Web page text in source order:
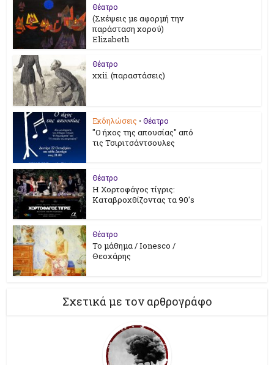
Θέατρο
(Σκέψεις με αφορμή την
παράσταση χορού)
Elizabeth
Θέατρο
xxii. (παραστάσεις)
Εκδηλώσεις • Θέατρο
"Ο ήχος της απουσίας" από
τις Τσιριτσάντσουλες
Θέατρο
Η Χορτοφάγος τίγρις:
Καταβροχθίζοντας τα 90's
Θέατρο
Το μάθημα / Ionesco /
Θεοχάρης
Σχετικά με τον αρθρογράφο